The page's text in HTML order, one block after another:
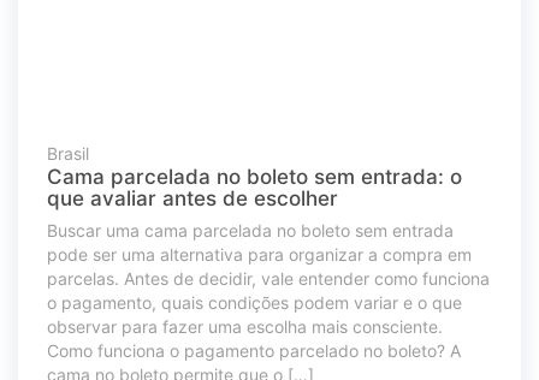
Brasil
Cama parcelada no boleto sem entrada: o
que avaliar antes de escolher
Buscar uma cama parcelada no boleto sem entrada
pode ser uma alternativa para organizar a compra em
parcelas. Antes de decidir, vale entender como funciona
o pagamento, quais condições podem variar e o que
observar para fazer uma escolha mais consciente.
Como funciona o pagamento parcelado no boleto? A
cama no boleto permite que o […]